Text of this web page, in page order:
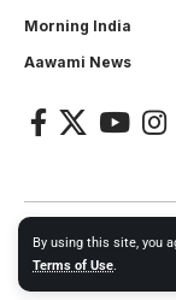
By using this site, you
Terms of Use.
Morning India
Aawami News
2024- All